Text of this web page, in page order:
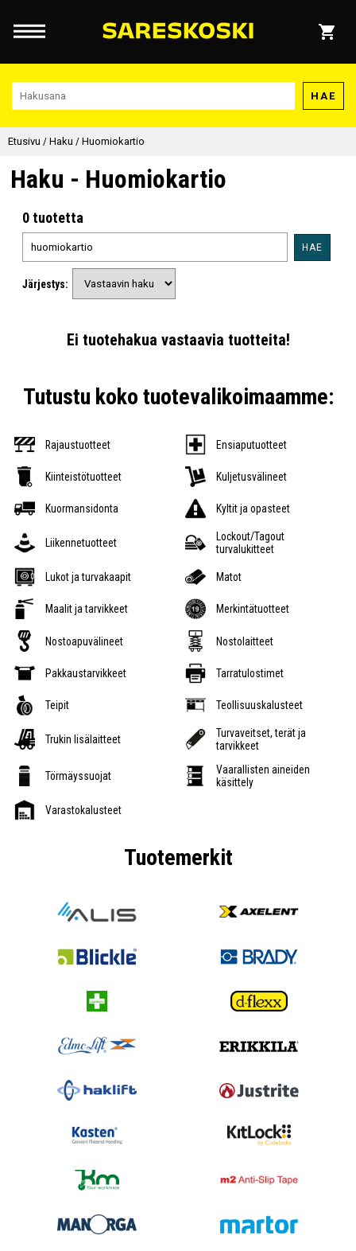
HAE
Etusivu / Haku / Huomiokartio
Haku - Huomiokartio
0 tuotetta
HAE
Järjestys:
Ei tuotehakua vastaavia tuotteita!
Tutustu koko tuotevalikoimaamme:
Rajaustuotteet Ensiaputuotteet
Kiinteistötuotteet Kuljetusvälineet
Kuormansidonta Kyltit ja opasteet
Liikennetuotteet
Lockout/Tagout
turvalukitteet
Lukot ja turvakaapit Matot
Maalit ja tarvikkeet Merkintätuotteet
Nostoapuvälineet Nostolaitteet
Pakkaustarvikkeet Tarratulostimet
Teipit Teollisuuskalusteet
Trukin lisälaitteet
Turvaveitset, terät ja
tarvikkeet
Törmäyssuojat
Vaarallisten aineiden
käsittely
Varastokalusteet
Tuotemerkit